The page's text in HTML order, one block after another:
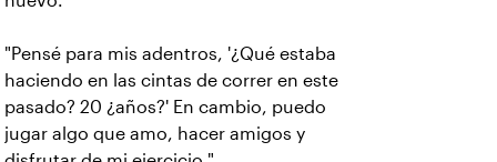
"Pensé para mis adentros, '¿Qué estaba
haciendo en las cintas de correr en este
pasado? 20 ¿años?' En cambio, puedo
jugar algo que amo, hacer amigos y